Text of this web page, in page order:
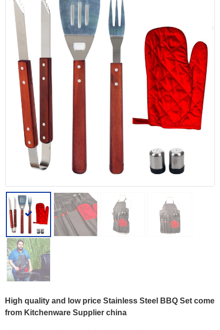
High quality and low price Stainless Steel BBQ Set come
from Kitchenware Supplier china